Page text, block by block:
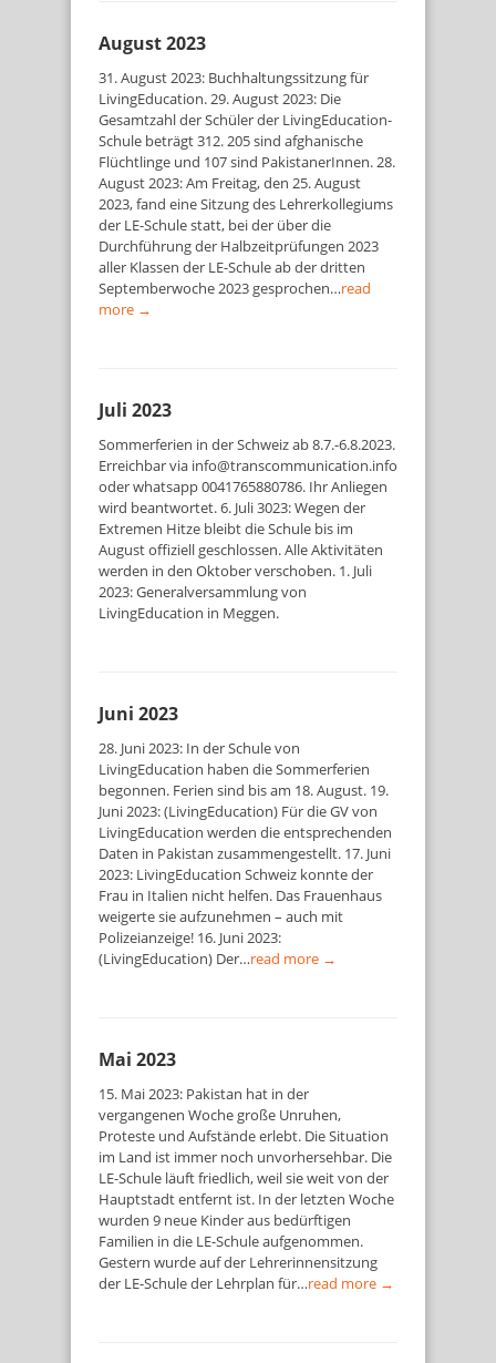
August 2023
31. August 2023: Buchhaltungssitzung für
LivingEducation. 29. August 2023: Die
Gesamtzahl der Schüler der LivingEducation-
Schule beträgt 312. 205 sind afghanische
Flüchtlinge und 107 sind PakistanerInnen. 28.
August 2023: Am Freitag, den 25. August
2023, fand eine Sitzung des Lehrerkollegiums
der LE-Schule statt, bei der über die
Durchführung der Halbzeitprüfungen 2023
aller Klassen der LE-Schule ab der dritten
Septemberwoche 2023 gesprochen…read
more →
Juli 2023
Sommerferien in der Schweiz ab 8.7.-6.8.2023.
Erreichbar via info@transcommunication.info
oder whatsapp 0041765880786. Ihr Anliegen
wird beantwortet. 6. Juli 3023: Wegen der
Extremen Hitze bleibt die Schule bis im
August offiziell geschlossen. Alle Aktivitäten
werden in den Oktober verschoben. 1. Juli
2023: Generalversammlung von
LivingEducation in Meggen.
Juni 2023
28. Juni 2023: In der Schule von
LivingEducation haben die Sommerferien
begonnen. Ferien sind bis am 18. August. 19.
Juni 2023: (LivingEducation) Für die GV von
LivingEducation werden die entsprechenden
Daten in Pakistan zusammengestellt. 17. Juni
2023: LivingEducation Schweiz konnte der
Frau in Italien nicht helfen. Das Frauenhaus
weigerte sie aufzunehmen – auch mit
Polizeianzeige! 16. Juni 2023:
(LivingEducation) Der…read more →
Mai 2023
15. Mai 2023: Pakistan hat in der
vergangenen Woche große Unruhen,
Proteste und Aufstände erlebt. Die Situation
im Land ist immer noch unvorhersehbar. Die
LE-Schule läuft friedlich, weil sie weit von der
Hauptstadt entfernt ist. In der letzten Woche
wurden 9 neue Kinder aus bedürftigen
Familien in die LE-Schule aufgenommen.
Gestern wurde auf der Lehrerinnensitzung
der LE-Schule der Lehrplan für…read more →